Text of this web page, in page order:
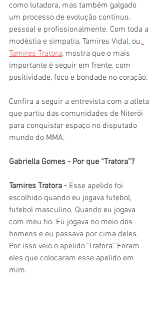
como lutadora, mas também galgado
um processo de evolução contínuo,
pessoal e profissionalmente. Com toda a
modéstia e simpatia, Tamires Vidal, ou,
Tamires Tratora, mostra que o mais
importante é seguir em frente, com
positividade, foco e bondade no coração.
Confira a seguir a entrevista com a atleta
que partiu das comunidades de Niterói
para conquistar espaço no disputado
mundo do MMA.
Gabriella Gomes - Por que “Tratora”?
Tamires Tratora - Esse apelido foi
escolhido quando eu jogava futebol,
futebol masculino. Quando eu jogava
com meu tio. Eu jogava no meio dos
homens e eu passava por cima deles.
Por isso veio o apelido ‘Tratora’. Foram
eles que colocaram esse apelido em
mim.